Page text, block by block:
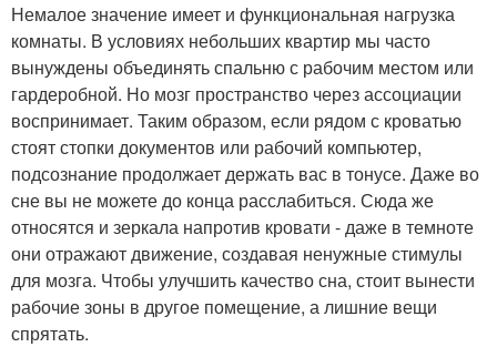
Немалое значение имеет и функциональная нагрузка
комнаты. В условиях небольших квартир мы часто
вынуждены объединять спальню с рабочим местом или
гардеробной. Но мозг пространство через ассоциации
воспринимает. Таким образом, если рядом с кроватью
стоят стопки документов или рабочий компьютер,
подсознание продолжает держать вас в тонусе. Даже во
сне вы не можете до конца расслабиться. Сюда же
относятся и зеркала напротив кровати - даже в темноте
они отражают движение, создавая ненужные стимулы
для мозга. Чтобы улучшить качество сна, стоит вынести
рабочие зоны в другое помещение, а лишние вещи
спрятать.